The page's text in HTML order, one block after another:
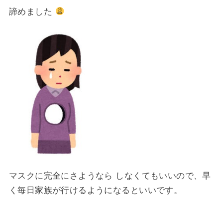
諦めました
マスクに完全にさようなら しなくてもいいので、早
く毎日家族が行けるようになるといいです。